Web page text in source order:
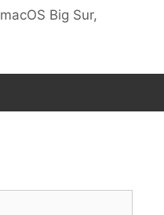
macOS Big Sur,